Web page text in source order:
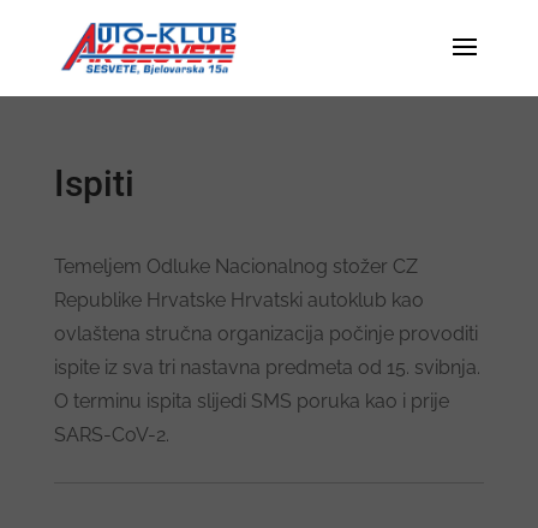
Ispiti
Temeljem Odluke Nacionalnog stožer CZ
Republike Hrvatske Hrvatski autoklub kao
ovlaštena stručna organizacija počinje provoditi
ispite iz sva tri nastavna predmeta od 15. svibnja.
O terminu ispita slijedi SMS poruka kao i prije
SARS-CoV-2.